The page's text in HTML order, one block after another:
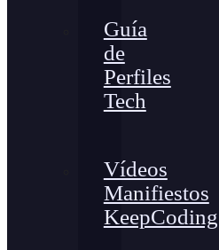
Guía
de
Perfiles
Tech
Vídeos
Manifiestos
KeepCoding